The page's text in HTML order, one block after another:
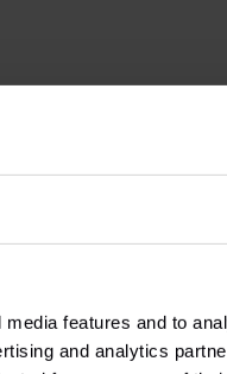
features and to
and analytics